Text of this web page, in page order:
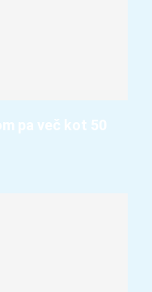
pa več kot 50